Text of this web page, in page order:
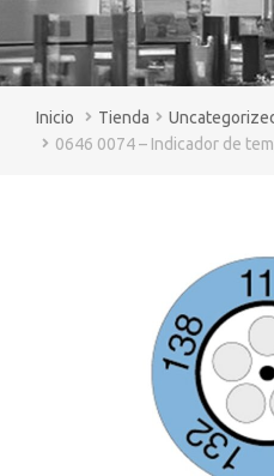
You are here:
Tienda
0646 0074 – Indicador de